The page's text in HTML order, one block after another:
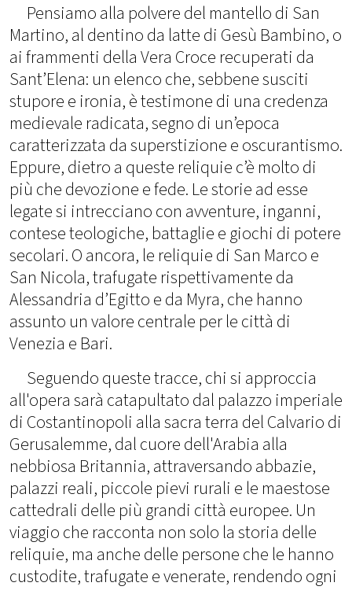
Pensiamo alla polvere del mantello di San
Martino, al dentino da latte di Gesù Bambino, o
ai frammenti della Vera Croce recuperati da
Sant’Elena: un elenco che, sebbene susciti
stupore e ironia, è testimone di una credenza
medievale radicata, segno di un’epoca
caratterizzata da superstizione e oscurantismo.
Eppure, dietro a queste reliquie c’è molto di
più che devozione e fede. Le storie ad esse
legate si intrecciano con avventure, inganni,
contese teologiche, battaglie e giochi di potere
secolari. O ancora, le reliquie di San Marco e
San Nicola, trafugate rispettivamente da
Alessandria d’Egitto e da Myra, che hanno
assunto un valore centrale per le città di
Venezia e Bari.
Seguendo queste tracce, chi si approccia
all'opera sarà catapultato dal palazzo imperiale
di Costantinopoli alla sacra terra del Calvario di
Gerusalemme, dal cuore dell'Arabia alla
nebbiosa Britannia, attraversando abbazie,
palazzi reali, piccole pievi rurali e le maestose
cattedrali delle più grandi città europee. Un
viaggio che racconta non solo la storia delle
reliquie, ma anche delle persone che le hanno
custodite, trafugate e venerate, rendendo ogni